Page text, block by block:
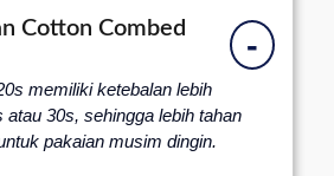
Cotton Combed
-
memiliki ketebalan lebih
atau 30s, sehingga lebih tahan
pakaian musim dingin.